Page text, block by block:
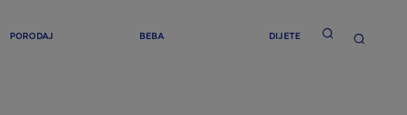
PORODAJ BEBA DIJETE